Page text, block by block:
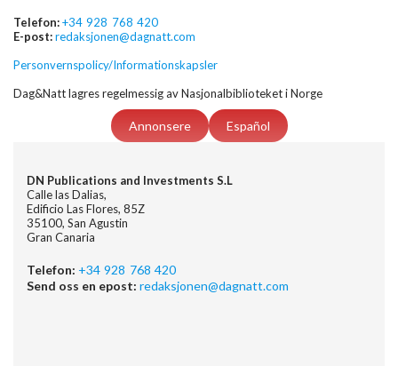
Telefon:+34 928 768 420
E-post:redaksjonen@dagnatt.com
Personvernspolicy/Informationskapsler
Dag&Natt lagres regelmessig av Nasjonalbiblioteket i Norge
Annonsere Español
DN Publications and Investments S.L
Calle las Dalias,
Edificio Las Flores, 85Z
35100, San Agustin
Gran Canaria
Telefon: +34 928 768 420
Send oss en epost: redaksjonen@dagnatt.com